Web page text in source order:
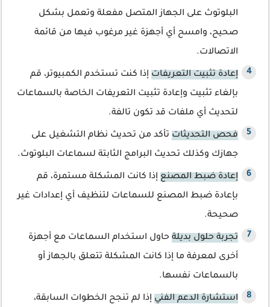
البلوتوث على الجهاز المتصل مفعلة وتعمل بشكل
صحيح، وامسح أي أجهزة غير مرغوب فيها من قائمة
الاتصالات.
إعادة تثبيت التعريفات إذا كنت تستخدم الكمبيوتر، قم
بإلغاء تثبيت وإعادة تثبيت التعريفات الخاصة بالسماعات
لتحديث أي ملفات قد تكون تالفة.
فحص التحديثات تأكد من تحديث نظام التشغيل على
جهازك وكذلك تحديث البرامج الثابتة لسماعات البلوتوث.
إعادة ضبط المصنع إذا كانت المشكلة مستمرة، قم
بإعادة ضبط المصنع للسماعات لتنظيف أي إعدادات غير
صحيحة.
تجربة حلول بديلة حاول استخدام السماعات مع أجهزة
أخرى لمعرفة ما إذا كانت المشكلة تتعلق بالجهاز أو
بالسماعات نفسها.
استشارة الدعم الفني إذا لم تنجح الخطوات السابقة،